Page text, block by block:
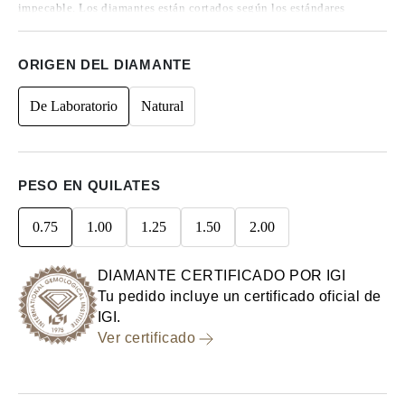
impecable. Los diamantes están cortados según los estándares
excepcional, y no presentan fluorescencia.
ORIGEN DEL DIAMANTE
De Laboratorio Natural
PESO EN QUILATES
0.75 1.00 1.25 1.50 2.00
DIAMANTE CERTIFICADO POR IGI
Tu pedido incluye un certificado oficial de
IGI.
Ver certificado